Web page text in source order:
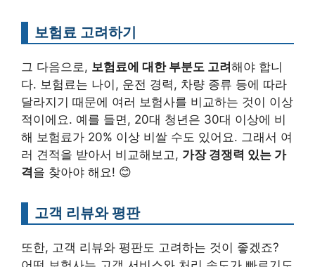
보험료 고려하기
그 다음으로, 보험료에 대한 부분도 고려 해야 합니
다. 보험료는 나이, 운전 경력, 차량 종류 등에 따라
달라지기 때문에 여러 보험사를 비교하는 것이 이상
적이에요. 예를 들면, 20대 청년은 30대 이상에 비
해 보험료가 20% 이상 비쌀 수도 있어요. 그래서 여
러 견적을 받아서 비교해보고, 가장 경쟁력 있는 가
격을 찾아야 해요! 😊
고객 리뷰와 평판
또한, 고객 리뷰와 평판도 고려하는 것이 좋겠죠?